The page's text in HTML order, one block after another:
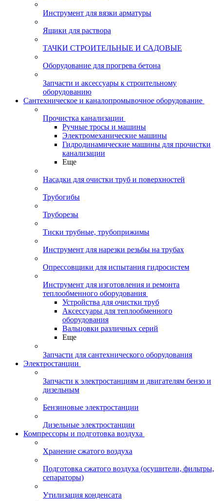
Инструмент для вязки арматуры
Ящики для раствора
ТАЧКИ СТРОИТЕЛЬНЫЕ И САДОВЫЕ
Оборудование для прогрева бетона
Запчасти и аксессуары к строительному
оборудованию
Сантехническое и каналопромывочное оборудование
Прочистка канализации
Ручные тросы и машины
Электромеханические машины
Гидродинамические машины для прочистки
канализации
Еще
Насадки для очистки труб и поверхностей
Трубогибы
Труборезы
Тиски трубные, трубоприжимы
Инструмент для нарезки резьбы на трубах
Опрессовщики для испытания гидросистем
Инструмент для изготовления и ремонта
теплообменного оборудования
Устройства для очистки труб
Аксессуары для теплообменного
оборудования
Вальцовки различных серий
Еще
Запчасти для сантехнического оборудования
Электростанции
Запчасти к электростанциям и двигателям бензо и
дизельным
Бензиновые электростанции
Дизельные электростанции
Компрессоры и подготовка воздуха
Хранение сжатого воздуха
Подготовка сжатого воздуха (осушители, фильтры,
сепараторы)
Утилизация конденсата